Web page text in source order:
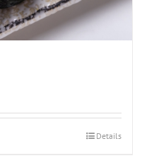
Details